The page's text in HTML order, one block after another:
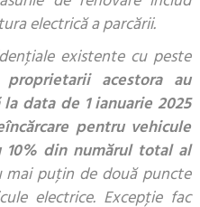
electrică a parcării.
existente cu peste
proprietarii acestora au
data de 1 ianuarie 2025
pentru vehicule
din numărul total al
mai puţin de două puncte
electrice. Excepţie fac